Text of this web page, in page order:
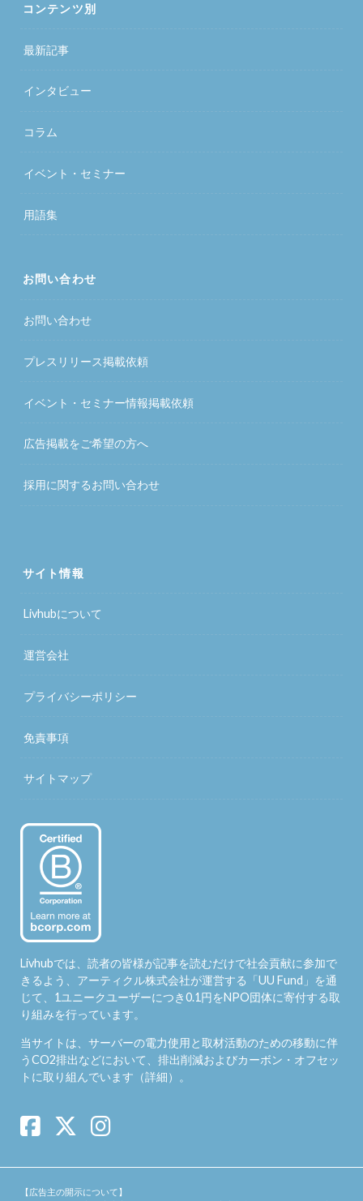
コンテンツ別
最新記事
インタビュー
コラム
イベント・セミナー
用語集
お問い合わせ
お問い合わせ
プレスリリース掲載依頼
イベント・セミナー情報掲載依頼
広告掲載をご希望の方へ
採用に関するお問い合わせ
サイト情報
Livhubについて
運営会社
プライバシーポリシー
免責事項
サイトマップ
Livhubでは、読者の皆様が記事を読むだけで社会貢献に参加で
きるよう、アーティクル株式会社が運営する「UU Fund 」を通
じて、1ユニークユーザーにつき0.1円をNPO団体に寄付する取
り組みを行っています。
当サイトは、サーバーの電力使用と取材活動のための移動に伴
うCO2排出などにおいて、排出削減およびカーボン・オフセッ
トに取り組んでいます（詳細）。
【広告主の開示について】